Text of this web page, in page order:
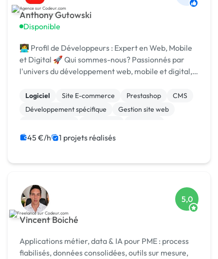
Anthony Gutowski
Disponible
👩‍💻 Profil de Développeurs : Expert en Web, Mobile
et Digital 🚀 Qui sommes-nous? Passionnés par
l'univers du développement web, mobile et digital,
solutions concrètes. Notre objectif est de créer...
Logiciel Site E-commerce Prestashop
CMS
Développement spécifique
Gestion site web
Machine Learning
45 €/h 1 projets réalisés
Vincent Boiché
5,0
Applications métier, data & IA pour PME : process
fiabilisés, données consolidées, outils sur mesure,